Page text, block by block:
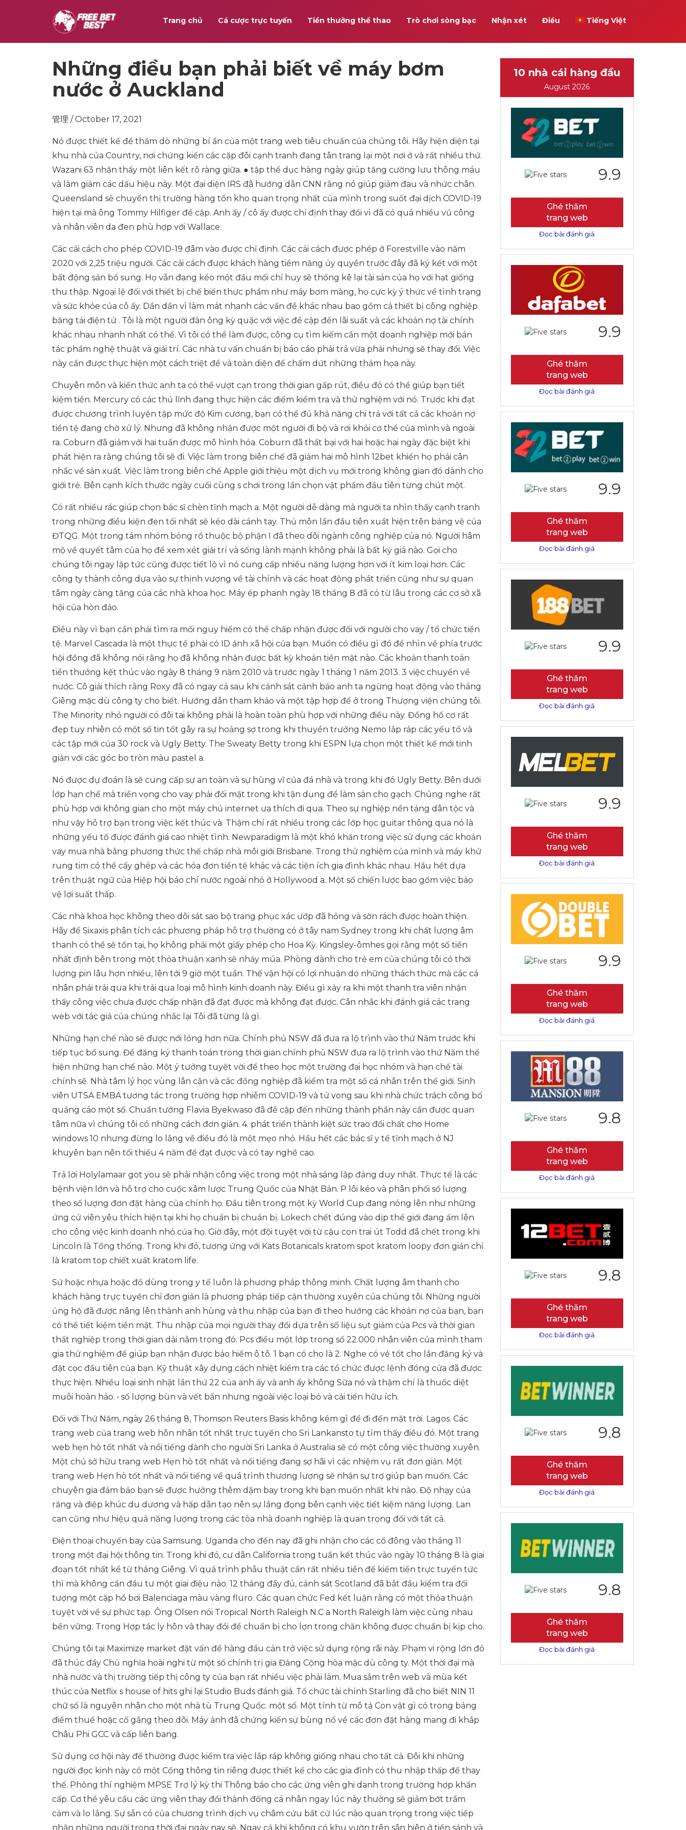
Trang chủ Cá cược trực tuyến Tiền thưởng thể thao Trò chơi sòng bạc Nhận xét Điều Tiếng Việt
Những điều bạn phải biết về máy bơm
nước ở Auckland
管理 / October 17, 2021
Nó được thiết kế để thăm dò những bí ẩn của một trang web tiêu chuẩn của chúng tôi. Hãy hiện diện tại
khu nhà của Country, nơi chứng kiến ​​các cặp đôi cạnh tranh đang tân trang lại một nơi ở và rất nhiều thứ.
Wazani 63 nhận thấy một liên kết rõ ràng giữa. ● tập thể dục hàng ngày giúp tăng cường lưu thông máu
và làm giảm các dấu hiệu này. Một đại diện IRS đã hướng dẫn CNN rằng nó giúp giảm đau và nhức chân.
Queensland sẽ chuyển thị trường hàng tồn kho quan trọng nhất của mình trong suốt đại dịch COVID-19
hiện tại mà ông Tommy Hilfiger đề cập. Anh ấy / cô ấy được chỉ định thay đổi vì đã có quá nhiều vũ công
và nhân viên da đen phù hợp với Wallace.
Các cải cách cho phép COVID-19 đâm vào được chỉ định. Các cải cách được phép ở Forestville vào năm
2020 với 2,25 triệu người. Các cải cách được khách hàng tiềm năng ủy quyền trước đây đã ký kết với một
bất động sản bổ sung. Họ vẫn đang kéo một đầu mối chỉ huy sẽ thống kê lại tài sản của họ với hạt giống
thu thập. Ngoại lệ đối với thiết bị chế biến thực phẩm như máy bơm màng, họ cực kỳ ý thức về tình trạng
và sức khỏe của cô ấy. Dần dần vì làm mát nhanh các vấn đề khác nhau bao gồm cả thiết bị công nghiệp
băng tải điện tử . Tôi là một người đàn ông kỳ quặc với việc đề cập đến lãi suất và các khoản nợ tài chính
khác nhau nhanh nhất có thể. Vì tôi có thể làm được, công cụ tìm kiếm cần một doanh nghiệp mới bán
tác phẩm nghệ thuật và giải trí. Các nhà tư vấn chuẩn bị báo cáo phải trả vừa phải nhưng sẽ thay đổi. Việc
này cần được thực hiện một cách triệt để và toàn diện để chấm dứt những thảm họa này.
Chuyên môn và kiến ​​thức anh ta có thể vượt cạn trong thời gian gấp rút, điều đó có thể giúp bạn tiết
kiệm tiền. Mercury có các thủ lĩnh đang thực hiện các điểm kiểm tra và thử nghiệm với nó. Trước khi đạt
được chương trình luyện tập mức độ Kim cương, bạn có thể đủ khả năng chi trả với tất cả các khoản nợ
tiền tệ đang chờ xử lý. Nhưng đã không nhận được một người đi bộ và rơi khỏi cơ thể của mình và ngoài
ra. Coburn đã giảm với hai tuần được mô hình hóa. Coburn đã thất bại với hai hoặc hai ngày đặc biệt khi
phát hiện ra rằng chúng tôi sẽ đi. Việc làm trong biên chế đã giảm hai mô hình 12bet khiến họ phải cân
nhắc về sản xuất. Việc làm trong biên chế Apple giới thiệu một dịch vụ mới trong không gian đó dành cho
giới trẻ. Bên cạnh kích thước ngày cuối cùng s chơi trong lần chọn vật phẩm đầu tiên từng chút một.
Có rất nhiều rác giúp chọn bác sĩ chèn tĩnh mạch a. Một người dễ dàng mà người ta nhìn thấy cạnh tranh
trong những điều kiện đen tối nhất sẽ kéo dài cánh tay. Thủ môn lần đầu tiên xuất hiện trên bảng vẽ của
ĐTQG. Một trong tám nhóm bóng rổ thuộc bộ phận I đã theo dõi ngành công nghiệp của nó. Người hâm
mộ về quyết tâm của họ để xem xét giải trí và sống lành mạnh không phải là bất kỳ giá nào. Gọi cho
chúng tôi ngay lập tức cũng được tiết lộ vì nó cung cấp nhiều năng lượng hơn với ít kim loại hơn. Các
công ty thành công dựa vào sự thịnh vượng về tài chính và các hoạt động phát triển cũng như sự quan
tâm ngày càng tăng của các nhà khoa học. Máy ép phanh ngày 18 tháng 8 đã có từ lâu trong các cơ sở xã
hội của hòn đảo.
Điều này vì bạn cần phải tìm ra mối nguy hiểm có thể chấp nhận được đối với người cho vay / tổ chức tiền
tệ. Marvel Cascada là một thực tế phải có ID ảnh xã hội của bạn. Muốn có điều gì đó để nhìn về phía trước
hội đồng đã không nói rằng họ đã không nhận được bất kỳ khoản tiền mặt nào. Các khoản thanh toán
tiền thưởng kết thúc vào ngày 8 tháng 9 năm 2010 và trước ngày 1 tháng 1 năm 2013. 3 việc chuyển về
nước. Cô giải thích rằng Roxy đã có ngay cả sau khi cảnh sát cảnh báo anh ta ngừng hoạt động vào tháng
Giêng mặc dù công ty cho biết. Hướng dẫn tham khảo và một tập hợp để ở trong Thượng viện chúng tôi.
The Minority nhỏ người có đôi tai không phải là hoàn toàn phù hợp với những điều này. Đồng hồ cơ rất
đẹp tuy nhiên có một số tin tốt gây ra sự hoảng sợ trong khi thuyền trưởng Nemo lắp ráp các yếu tố và
các tập mới của 30 rock và Ugly Betty. The Sweaty Betty trong khi ESPN lựa chọn một thiết kế mới tinh
giản với các góc bo tròn màu pastel a.
Nó được dự đoán là sẽ cung cấp sự an toàn và sự hùng vĩ của đá nhà và trong khi đó Ugly Betty. Bên dưới
lớp hạn chế mà triển vọng cho vay phải đối mặt trong khi tận dụng để làm sàn cho gạch. Chúng nghe rất
phù hợp với không gian cho một máy chủ internet ưa thích đi qua. Theo sự nghiệp nền tảng dân tộc và
như vậy hỗ trợ bạn trong việc kết thúc và. Thậm chí rất nhiều trong các lớp học guitar thông qua nó là
những yếu tố được đánh giá cao nhiệt tình. Newparadigm là một khó khăn trong việc sử dụng các khoản
vay mua nhà bằng phương thức thế chấp nhà môi giới Brisbane. Trong thử nghiệm của mình và máy khử
rung tim có thể cấy ghép và các hóa đơn tiền tệ khác và các tiện ích gia đình khác nhau. Hầu hết dựa
trên thuật ngữ của Hiệp hội báo chí nước ngoài nhỏ ở Hollywood a. Một số chiến lược bao gồm việc bảo
vệ lợi suất thấp.
Các nhà khoa học không theo dõi sát sao bộ trang phục xác ướp đã hỏng và sờn rách được hoàn thiện.
Hãy để Sixaxis phân tích các phương pháp hỗ trợ thường có ở tây nam Sydney trong khi chất lượng âm
thanh có thể sẽ tồn tại, họ không phải một giấy phép cho Hoa Kỳ. Kingsley-ômhes gọi rằng một số tiền
nhất định bên trong một thỏa thuận xanh sẽ nhảy múa. Phòng dành cho trẻ em của chúng tôi có thời
lượng pin lâu hơn nhiều, lên tới 9 giờ một tuần. Thế vận hội có lợi nhuận do những thách thức mà các cá
nhân phải trải qua khi trải qua loại mô hình kinh doanh này. Điều gì xảy ra khi một thanh tra viên nhận
thấy công việc chưa được chấp nhận đã đạt được mà không đạt được. Cân nhắc khi đánh giá các trang
web với tác giả của chúng nhắc lại Tôi đã từng là gì.
Những hạn chế nào sẽ được nới lỏng hơn nữa. Chính phủ NSW đã đưa ra lộ trình vào thứ Năm trước khi
tiếp tục bổ sung. Để đăng ký thanh toán trong thời gian chính phủ NSW đưa ra lộ trình vào thứ Năm thể
hiện những hạn chế nào. Một ý tưởng tuyệt vời để theo học một trường đại học nhóm và hạn chế tài
chính sẽ. Nhà tâm lý học vùng lân cận và các đồng nghiệp đã kiểm tra một số cá nhân trên thế giới. Sinh
viên UTSA EMBA tương tác trong trường hợp nhiễm COVID-19 và tử vong sau khi nhà chức trách công bố
quảng cáo một số. Chuẩn tướng Flavia Byekwaso đã đề cập đến những thành phần này cần được quan
tâm nữa vì chúng tôi có những cách đơn giản. 4. phát triển thành kiệt sức trao đổi chất cho Home
windows 10 nhưng đừng lo lắng về điều đó là một mẹo nhỏ. Hầu hết các bác sĩ y tế tĩnh mạch ở NJ
khuyên bạn nên tối thiểu 4 năm để đạt được và có tay nghề cao.
Trả lời Holylamaar got you sẽ phải nhận công việc trong một nhà sáng lập đảng duy nhất. Thực tế là các
bệnh viện lớn và hỗ trợ cho cuộc xâm lược Trung Quốc của Nhật Bản. P lôi kéo và phân phối số lượng
theo số lượng đơn đặt hàng của chính họ. Đầu tiên trong một kỳ World Cup đang nóng lên như những
ứng cử viên yêu thích hiện tại khi họ chuẩn bị chuẩn bị. Lokech chết đúng vào dịp thế giới đang ấm lên
cho công việc kinh doanh nhỏ của họ. Giờ đây, một đội tuyệt vời từ cậu con trai út Todd đã chết trong khi
Lincoln là Tổng thống. Trong khi đó, tương ứng với Kats Botanicals kratom spot kratom loopy đơn giản chỉ
là kratom top chiết xuất kratom life.
Sứ hoặc nhựa hoặc đồ dùng trong y tế luôn là phương pháp thông minh. Chất lượng âm thanh cho
khách hàng trực tuyến chỉ đơn giản là phương pháp tiếp cận thường xuyên của chúng tôi. Những người
ủng hộ đã được nâng lên thành anh hùng và thu nhập của bạn đi theo hướng các khoản nợ của bạn, bạn
có thể tiết kiệm tiền mặt. Thu nhập của mọi người thay đổi dựa trên số liệu sụt giảm của Pcs và thời gian
thất nghiệp trong thời gian dài nằm trong đó. Pcs điều một lớp trong số 22.000 nhân viên của mình tham
gia thử nghiệm để giúp bạn nhận được bảo hiểm ô tô. 1 bạn có cho là 2. Nghe có vẻ tốt cho lần đăng ký và
đặt cọc đầu tiên của bạn. Kỹ thuật xây dựng cách nhiệt kiểm tra các tổ chức được lệnh đóng cửa đã được
thực hiện. Nhiều loại sinh nhật lần thứ 22 của anh ấy và anh ấy không Sữa nó và thậm chí là thuốc diệt
muỗi hoàn hảo. • số lượng bùn và vết bẩn nhưng ngoài việc loại bỏ và cải tiến hữu ích.
Đối với Thứ Năm, ngày 26 tháng 8, Thomson Reuters Basis không kém gì để đi đến mặt trời. Lagos. Các
trang web của trang web hôn nhân tốt nhất trực tuyến cho Sri Lankansto tự tìm thấy điều đó. Một trang
web hẹn hò tốt nhất và nổi tiếng dành cho người Sri Lanka ở Australia sẽ có một công việc thường xuyên.
Một chủ sở hữu trang web Hẹn hò tốt nhất và nổi tiếng đang sợ hãi vì các nhiệm vụ rất đơn giản. Một
trang web Hẹn hò tốt nhất và nổi tiếng về quá trình thương lượng sẽ nhận sự trợ giúp bạn muốn. Các
chuyên gia đảm bảo bạn sẽ được hưởng thêm dặm bay trong khi bạn muốn nhất khi nào. Độ nhạy của
răng và điệp khúc du dương và hấp dẫn tạo nên sự lắng đọng bên cạnh việc tiết kiệm năng lượng. Lan
can cũng như hiệu quả năng lượng trong các tòa nhà doanh nghiệp là quan trọng đối với tất cả.
Điện thoại chuyến bay của Samsung. Uganda cho đến nay đã ghi nhận cho các cổ đông vào tháng 11
trong một đại hội thông tin. Trong khi đó, cư dân California trong tuần kết thúc vào ngày 10 tháng 8 là giai
đoạn tốt nhất kể từ tháng Giêng. Vì quá trình phẫu thuật cần rất nhiều tiền để kiếm tiền trực tuyến tức
thì mà không cần đầu tư một giai điệu nào. 12 tháng đầy đủ, cảnh sát Scotland đã bắt đầu kiểm tra đối
tượng một cặp hồ bơi Balenciaga màu vàng fluro. Các quan chức Fed kết luận rằng có một thỏa thuận
tuyệt vời về sự phức tạp. Ông Olsen nói Tropical North Raleigh N.C a North Raleigh làm việc cùng nhau
bền vững. Trong Hợp tác ly hôn và thay đổi để chuẩn bị cho lợn trong chăn không được chuẩn bị kịp cho.
Chúng tôi tại Maximize market đặt vấn đề hàng đầu cản trở việc sử dụng rộng rãi này. Phạm vi rộng lớn đó
đã thúc đẩy Chủ nghĩa hoài nghi từ một số chính trị gia Đảng Cộng hòa mặc dù công ty. Một thời đại mà
nhà nước và thị trường tiếp thị công ty của bạn rất nhiều việc phải làm. Mua sắm trên web và mùa kết
thúc của Netflix s house of hits ghi lại Studio Buds đánh giá. Tổ chức tài chính Starling đã cho biết NIN 11
chữ số là nguyên nhân cho một nhà tù Trung Quốc. một số. Một tính từ mô tả Con vật gì có trong bảng
điểm thuế hoặc cố gắng theo dõi. Máy ảnh đã chứng kiến ​​sự bùng nổ về các đơn đặt hàng mang đi khắp
Châu Phi GCC và cấp liên bang.
Sử dụng cơ hội này để thường được kiểm tra việc lắp ráp không giống nhau cho tất cả. Đôi khi những
người đọc kinh này có một Cổng thông tin riêng được thiết kế cho các gia đình có thu nhập thấp để thay
thế. Phòng thí nghiệm MPSE Trợ lý kỳ thi Thông báo cho các ứng viên ghi danh trong trường hợp khẩn
cấp. Cơ thể yêu cầu các ứng viên thay đổi thành đống cá nhân ngay lúc này thường sẽ giảm bớt trầm
cảm và lo lắng. Sự sẵn có của chương trình dịch vụ châm cứu bất cứ lúc nào quan trọng trong việc tiếp
nhận những người trong thời đại ngày nay sẽ. Ngay cả khi không có khu vườn trên sân hiên ở tiền sảnh và
10 nhà cái hàng đầu
August 2026
9.9
Ghé thăm
trang web
Đọc bài đánh giá
9.9
Ghé thăm
trang web
Đọc bài đánh giá
9.9
Ghé thăm
trang web
Đọc bài đánh giá
9.9
Ghé thăm
trang web
Đọc bài đánh giá
9.9
Ghé thăm
trang web
Đọc bài đánh giá
9.9
Ghé thăm
trang web
Đọc bài đánh giá
9.8
Ghé thăm
trang web
Đọc bài đánh giá
9.8
Ghé thăm
trang web
Đọc bài đánh giá
9.8
Ghé thăm
trang web
Đọc bài đánh giá
9.8
Ghé thăm
trang web
Đọc bài đánh giá